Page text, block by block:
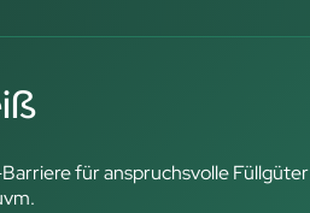
für anspruchsvolle Füllgüter